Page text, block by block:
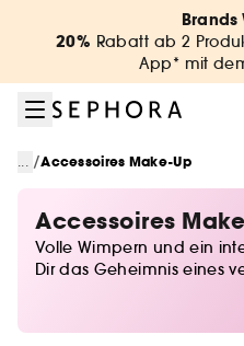
Brands
20% Rabatt ab 2
App* mit
... /Accessoires Make-Up
Accessoires
Volle Wimpern und ein
Dir das Geheimnis eines
Accessoires unerlässlich,